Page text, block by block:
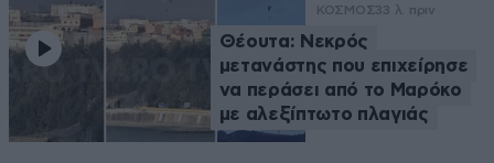
ΚΟΣΜΟΣ33 λ. πριν
Θέουτα: Νεκρός
μετανάστης που επιχείρησε
να περάσει από το Μαρόκο
με αλεξίπτωτο πλαγιάς